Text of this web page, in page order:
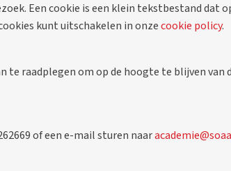
Een cookie is een klein tekstbestand dat
kunt uitschakelen in onzecookie policy.
te raadplegen om op de hoogte te blijven
of een e-mail sturen naar